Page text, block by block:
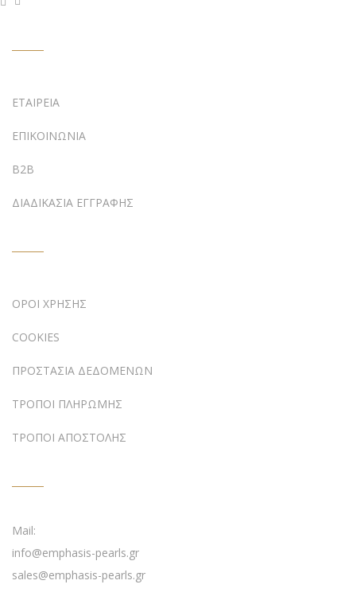
ΕΤΑΙΡΕΙΑ
ΕΠΙΚΟΙΝΩΝΙΑ
B2B
ΔΙΑΔΙΚΑΣΙΑ ΕΓΓΡΑΦΗΣ
ΟΡΟΙ ΧΡΗΣΗΣ
COOKIES
ΠΡΟΣΤΑΣΙΑ ΔΕΔΟΜΕΝΩΝ
ΤΡΟΠΟΙ ΠΛΗΡΩΜΗΣ
ΤΡΟΠΟΙ ΑΠΟΣΤΟΛΗΣ
Mail:
info@emphasis-pearls.gr
sales@emphasis-pearls.gr